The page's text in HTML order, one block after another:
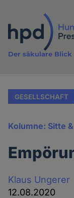
Inhalt
Der säkulare Blick
GESELLSCHAFT
Kolumne: Sitte
Klaus Ungerer
12.08.2020